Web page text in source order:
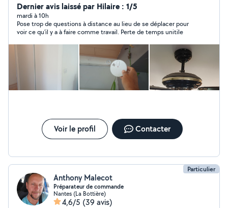
pelouse NETTOYAGE Piscine terrasse Voiture Vélo
PETITS TRAVAUX - Percements dans le béton,decapage
peinture AV 1 Juillet 1997, merci de fournir le DTA
(Dossier technique amiante ) -Détecteurs de fumée
Obligatoire dp 2015 - Poses de cadres ou tringles à
rideaux, étc. - Réalisation de petit projet ( cache vue,
petite maçonnerie etc -Chgt Toiture de cabane de
jardin -Brise vue - Montages de meubles, table lourde
piscine hors sol,pergolas étc - Petit terrassement
Des courses et autres DÉMÉNAGEMENTS Petit volume
Petite distance Si je vous mets un J'AIME sur votre
demande, cela signifie que je vous propose mes
déchets,nettoyage(OFFERTS) PAYEMENT CESU
accepté pour avoir 50% de réductions d'impôts.
Dernier avis laissé par Hilaire : 1/5
mardi à 10h
Pose trop de questions à distance au lieu de se déplacer pour
voir ce qu'il y a à faire comme travail. Perte de temps unitile
Voir le profil Contacter
Particulier
Anthony Malecot
Préparateur de commande
Nantes (La Bottière)
4,6/5 (39 avis)